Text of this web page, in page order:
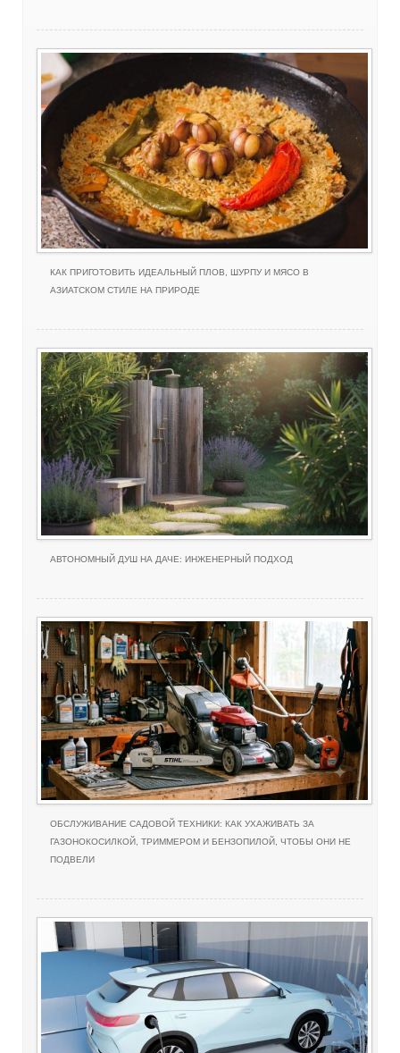
КАК ПРИГОТОВИТЬ ИДЕАЛЬНЫЙ ПЛОВ, ШУРПУ И МЯСО В
АЗИАТСКОМ СТИЛЕ НА ПРИРОДЕ
АВТОНОМНЫЙ ДУШ НА ДАЧЕ: ИНЖЕНЕРНЫЙ ПОДХОД
ОБСЛУЖИВАНИЕ САДОВОЙ ТЕХНИКИ: КАК УХАЖИВАТЬ ЗА
ГАЗОНОКОСИЛКОЙ, ТРИММЕРОМ И БЕНЗОПИЛОЙ, ЧТОБЫ ОНИ НЕ
ПОДВЕЛИ